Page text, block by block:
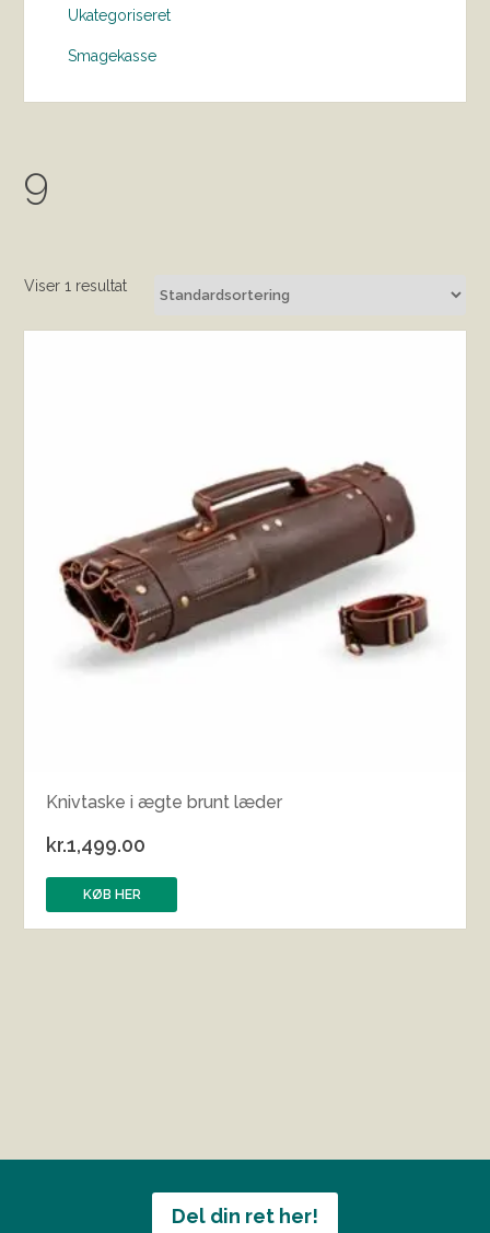
Ukategoriseret
Smagekasse
9
Viser 1 resultat
Knivtaske i ægte brunt læder
kr.1,499.00
KØB HER
Del din ret her!